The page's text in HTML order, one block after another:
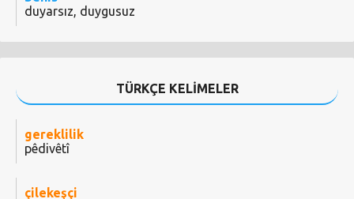
duyarsız, duygusuz
TÜRKÇE KELİMELER
gereklilik
pêdivêtî
çilekeşçi